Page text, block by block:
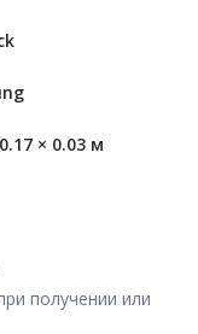
× 0.03 м
получении или